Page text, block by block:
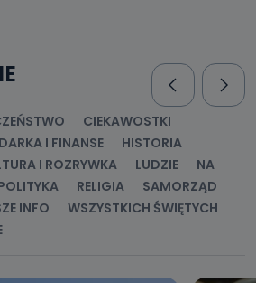
CIEKAWOSTKI
I FINANSE
HISTORIA
I ROZRYWKA LUDZIE
NA
RELIGIA
SAMORZĄD
INFO
WSZYSTKICH ŚWIĘTYCH